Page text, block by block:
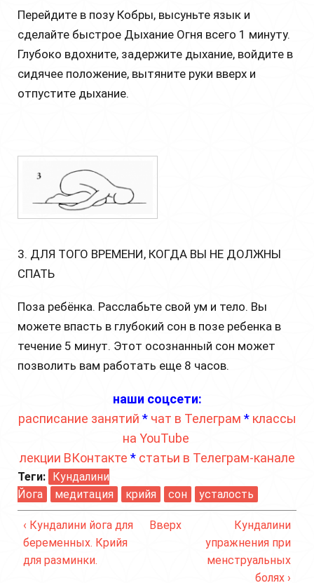
Перейдите в позу Кобры, высуньте язык и
сделайте быстрое Дыхание Огня всего 1 минуту.
Глубоко вдохните, задержите дыхание, войдите в
сидячее положение, вытяните руки вверх и
отпустите дыхание.
3. ДЛЯ ТОГО ВРЕМЕНИ, КОГДА ВЫ НЕ ДОЛЖНЫ
СПАТЬ
Поза ребёнка. Расслабьте свой ум и тело. Вы
можете впасть в глубокий сон в позе ребенка в
течение 5 минут. Этот осознанный сон может
позволить вам работать еще 8 часов.
наши соцсети:
расписание занятий * чат в Телеграм * классы
на YouTube
лекции ВКонтакте * статьи в Телеграм-канале
Теги: Кундалини
Йога
медитация крийя сон усталость
‹ Кундалини йога для
беременных. Крийя
для разминки.
Вверх
Кундалини
упражнения при
менструальных
болях ›